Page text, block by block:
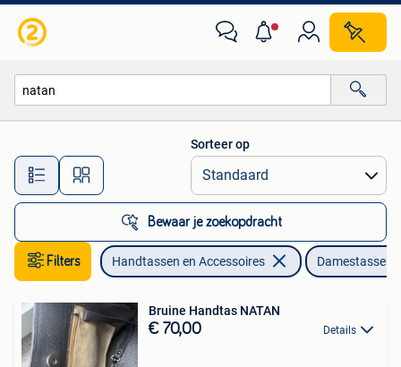
Alle afstanden…
Sorteer op
Bewaar je zoekopdracht
Filters Handtassen en Accessoires Damestassen
Bruine Handtas NATAN
€ 70,00 Details